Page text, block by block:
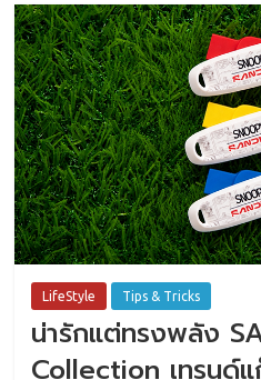
LifeStyle Tips & Tricks
น่ารักแต่ทรงพลัง
Collection เทรนด์